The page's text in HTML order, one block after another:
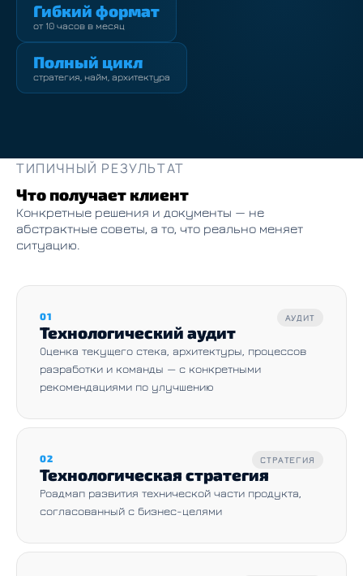
Гибкий формат
от 10 часов в месяц
Полный цикл
стратегия, найм, архитектура
ТИПИЧНЫЙ РЕЗУЛЬТАТ
Что получает клиент
Конкретные решения и документы — не
абстрактные советы, а то, что реально меняет
ситуацию.
01 АУДИТ
Технологический аудит
Оценка текущего стека, архитектуры, процессов
разработки и команды — с конкретными
рекомендациями по улучшению
02 СТРАТЕГИЯ
Технологическая стратегия
Роадмап развития технической части продукта,
согласованный с бизнес-целями